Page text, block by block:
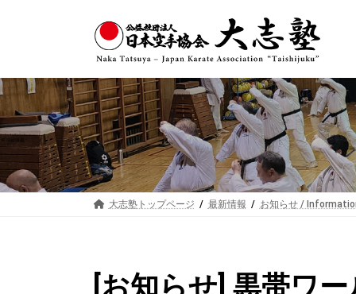
ツ
へ
ス
キ
ッ
プ
シ
ョ
ン
に
移
動
大志塾トップページ 最新情報 お知らせ /
[お知らせ] 黒帯ワ